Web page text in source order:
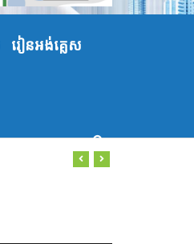
រៀនអង់គ្លេស